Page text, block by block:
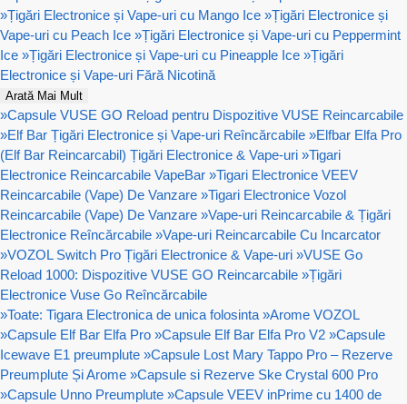
»Țigări Electronice și Vape-uri cu Mango Ice »Țigări Electronice și
Vape-uri cu Peach Ice »Țigări Electronice și Vape-uri cu Peppermint
Ice »Țigări Electronice și Vape-uri cu Pineapple Ice »Țigări
Electronice și Vape-uri Fără Nicotină
Arată Mai Mult
»Capsule VUSE GO Reload pentru Dispozitive VUSE Reincarcabile
»Elf Bar Țigări Electronice și Vape-uri Reîncărcabile »Elfbar Elfa Pro
(Elf Bar Reincarcabil) Țigări Electronice & Vape-uri »Tigari
Electronice Reincarcabile VapeBar »Tigari Electronice VEEV
Reincarcabile (Vape) De Vanzare »Tigari Electronice Vozol
Reincarcabile (Vape) De Vanzare »Vape-uri Reincarcabile & Țigări
Electronice Reîncărcabile »Vape-uri Reincarcabile Cu Incarcator
»VOZOL Switch Pro Țigări Electronice & Vape-uri »VUSE Go
Reload 1000: Dispozitive VUSE GO Reincarcabile »Țigări
Electronice Vuse Go Reîncărcabile
»Toate: Tigara Electronica de unica folosinta »Arome VOZOL
»Capsule Elf Bar Elfa Pro »Capsule Elf Bar Elfa Pro V2 »Capsule
Icewave E1 preumplute »Capsule Lost Mary Tappo Pro – Rezerve
Preumplute Și Arome »Capsule si Rezerve Ske Crystal 600 Pro
»Capsule Unno Preumplute »Capsule VEEV inPrime cu 1400 de